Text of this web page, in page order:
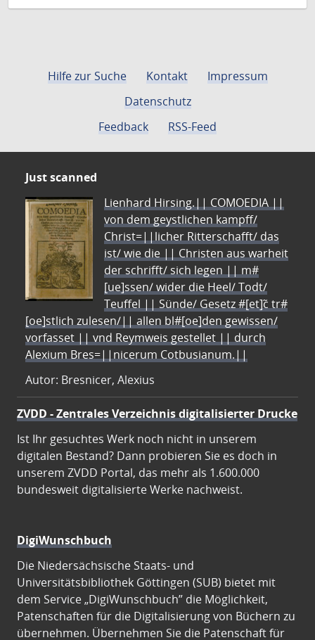
Hilfe zur Suche Kontakt
Impressum
Datenschutz
Feedback
RSS-Feed
Just scanned
Lienhard Hirsing.|| COMOEDIA ||
von dem geystlichen kampff/
Christ=||licher Ritterschafft/ das
ist/ wie die || Christen aus warheit
der schrifft/ sich legen || m#
[ue]ssen/ wider die Heel/ Todt/
Teuffel || Sünde/ Gesetz #[et]c̃ tr#
[oe]stlich zulesen/|| allen bl#[oe]den gewissen/
vorfasset || vnd Reymweis gestellet || durch
Alexium Bres=||nicerum Cotbusianum.||
Autor: Bresnicer, Alexius
ZVDD - Zentrales Verzeichnis digitalisierter Drucke
Ist Ihr gesuchtes Werk noch nicht in unserem
digitalen Bestand? Dann probieren Sie es doch in
unserem ZVDD Portal, das mehr als 1.600.000
bundesweit digitalisierte Werke nachweist.
DigiWunschbuch
Die Niedersächsische Staats- und
Universitätsbibliothek Göttingen (SUB) bietet mit
dem Service „DigiWunschbuch” die Möglichkeit,
Patenschaften für die Digitalisierung von Büchern zu
übernehmen. Übernehmen Sie die Patenschaft für